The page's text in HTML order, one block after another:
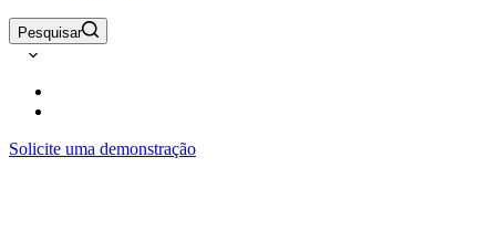
Pesquisar
Solicite uma demonstração